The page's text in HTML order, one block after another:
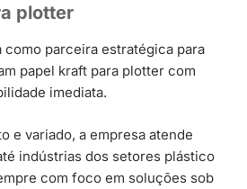
plotter
como parceira estratégica para
papel kraft para plotter com
imediata.
e variado, a empresa atende
indústrias dos setores plástico
com foco em soluções sob